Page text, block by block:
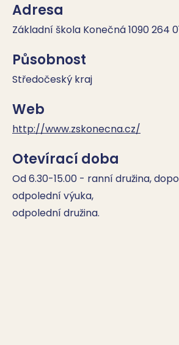
Adresa
Základní škola Konečná 1090 264
Působnost
Středočeský kraj
Web
http://www.zskonecna.cz/
Otevírací doba
Od 6.30-15.00 - ranní družina,
odpolední výuka,
odpolední družina.